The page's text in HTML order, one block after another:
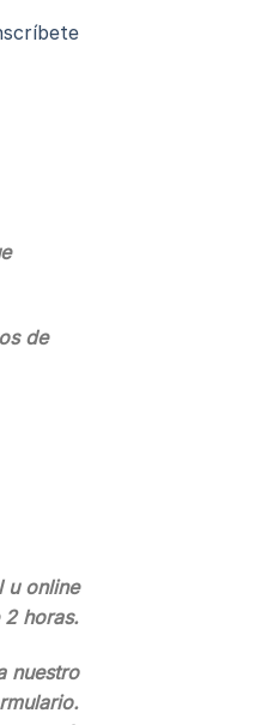
de
u online
horas.
nuestro